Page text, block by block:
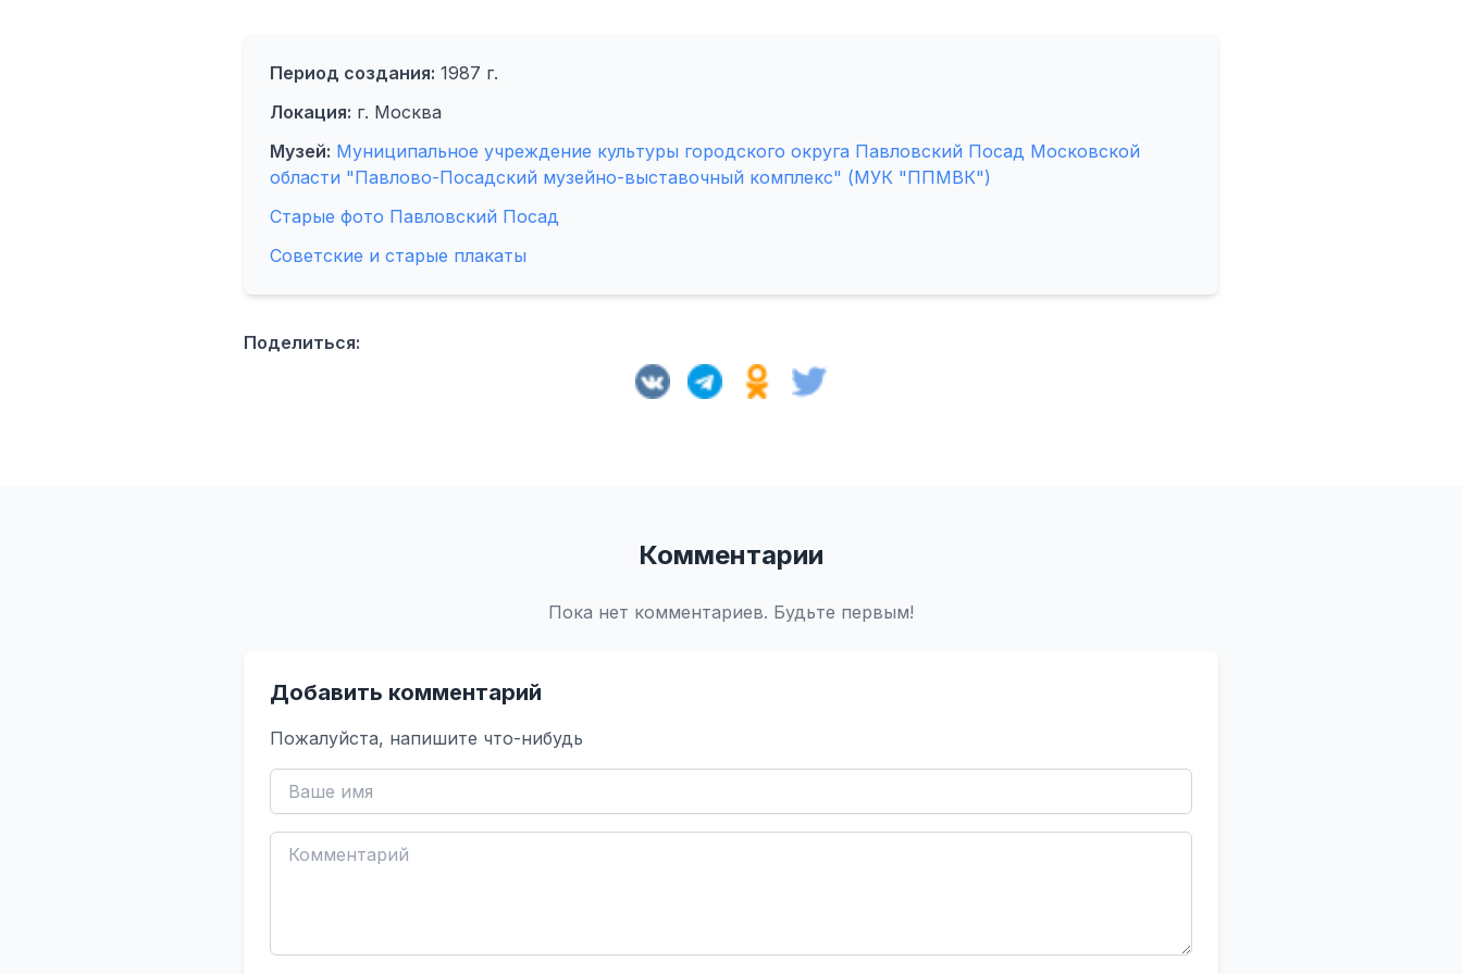
Период создания: 1987 г.
Локация: г. Москва
Музей: Муниципальное учреждение культуры городского округа Павловский Посад Московской
области "Павлово-Посадский музейно-выставочный комплекс" (МУК "ППМВК")
Старые фото Павловский Посад
Советские и старые плакаты
Поделиться:
Комментарии
Пока нет комментариев. Будьте первым!
Добавить комментарий
Пожалуйста, напишите что-нибудь